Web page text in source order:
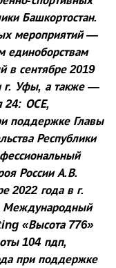
Башкортостан.
мероприятий —
единоборствам
сентябре 2019
г. Уфы, а также —
24: ОСЕ,
поддержке Главы
Республики
России А.В.
2022 года в г.
Международный
«Высота 776»
104 пдп,
при поддержке